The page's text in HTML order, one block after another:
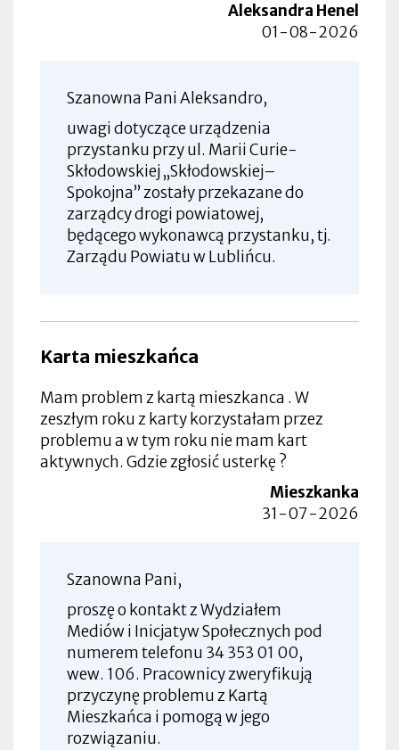
Aleksandra Henel
01-08-2026
Szanowna Pani Aleksandro,
uwagi dotyczące urządzenia
przystanku przy ul. Marii Curie-
Skłodowskiej „Skłodowskiej–
Spokojna” zostały przekazane do
zarządcy drogi powiatowej,
będącego wykonawcą przystanku, tj.
Zarządu Powiatu w Lublińcu.
Karta mieszkańca
Mam problem z kartą mieszkanca . W
zeszłym roku z karty korzystałam przez
problemu a w tym roku nie mam kart
aktywnych. Gdzie zgłosić usterkę ?
Mieszkanka
31-07-2026
Szanowna Pani,
proszę o kontakt z Wydziałem
Mediów i Inicjatyw Społecznych pod
numerem telefonu 34 353 01 00,
wew. 106. Pracownicy zweryfikują
przyczynę problemu z Kartą
Mieszkańca i pomogą w jego
rozwiązaniu.